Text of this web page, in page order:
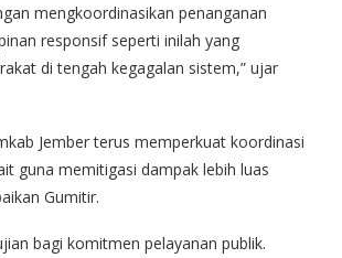
mengkoordinasikan penanganan
responsif seperti inilah yang
di tengah kegagalan sistem,” ujar
Jember terus memperkuat koordinasi
guna memitigasi dampak lebih luas
Gumitir.
bagi komitmen pelayanan publik.